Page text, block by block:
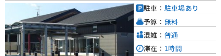
実しています。 平田村は、特に桃の栽培が盛んで、道の駅でも旬の時期には
新鮮な桃が販売されます。また、地元産のそば粉を使ったそばや、ブランド
豚「麓山高原豚」を使った料理も人気です。
駐車： 駐車場あり
予算： 無料
混雑： 普通
滞在： 1時間